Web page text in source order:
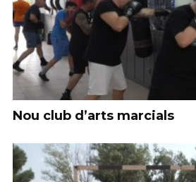
Nou club d’arts marcials